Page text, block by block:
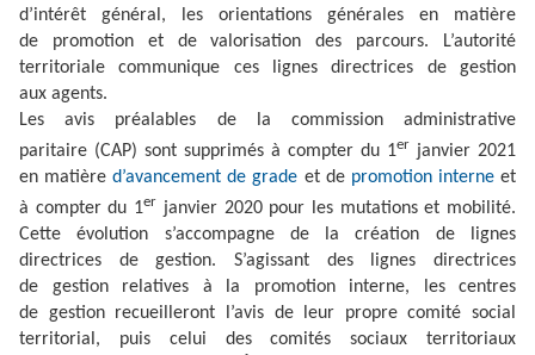
d’intérêt général, les orientations générales en matière
de promotion et de valorisation des parcours. L’autorité
territoriale communique ces lignes directrices de gestion
aux agents.
Les avis préalables de la commission administrative
paritaire (CAP) sont supprimés à compter du 1er janvier 2021
en matièred’avancement de grade et de promotion interneet
à compter du 1er janvier 2020 pour les mutations et mobilité.
Cette évolution s’accompagne de la création de lignes
directrices de gestion. S’agissant des lignes directrices
de gestion relatives à la promotion interne, les centres
de gestion recueilleront l’avis de leur propre comité social
territorial, puis celui des comités sociaux territoriaux